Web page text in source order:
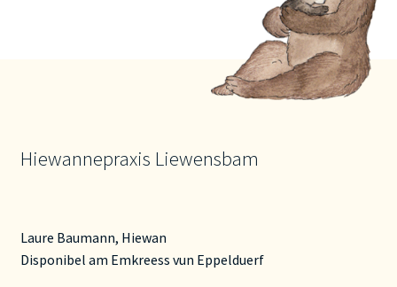
Hiewannepraxis Liewensbam
Laure Baumann, Hiewan
Disponibel am Emkreess vun Eppelduerf